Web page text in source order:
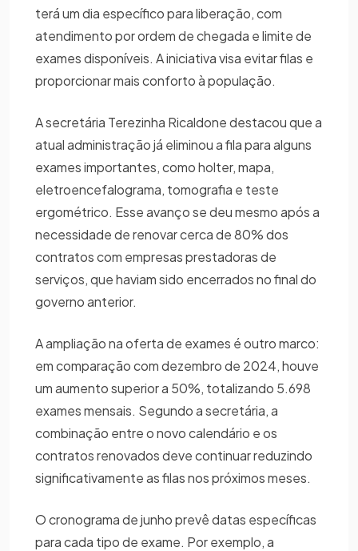
terá um dia específico para liberação, com
atendimento por ordem de chegada e limite de
exames disponíveis. A iniciativa visa evitar filas e
proporcionar mais conforto à população.
A secretária Terezinha Ricaldone destacou que a
atual administração já eliminou a fila para alguns
exames importantes, como holter, mapa,
eletroencefalograma, tomografia e teste
ergométrico. Esse avanço se deu mesmo após a
necessidade de renovar cerca de 80% dos
contratos com empresas prestadoras de
serviços, que haviam sido encerrados no final do
governo anterior.
A ampliação na oferta de exames é outro marco:
em comparação com dezembro de 2024, houve
um aumento superior a 50%, totalizando 5.698
exames mensais. Segundo a secretária, a
combinação entre o novo calendário e os
contratos renovados deve continuar reduzindo
significativamente as filas nos próximos meses.
O cronograma de junho prevê datas específicas
para cada tipo de exame. Por exemplo, a